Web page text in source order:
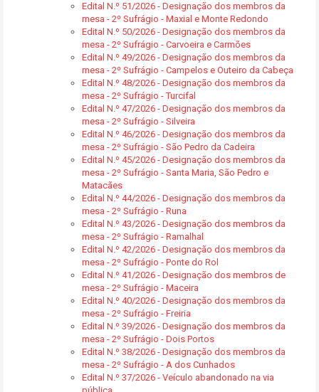
Edital N.º 51/2026 - Designação dos membros da
mesa - 2º Sufrágio - Maxial e Monte Redondo
Edital N.º 50/2026 - Designação dos membros da
mesa - 2º Sufrágio - Carvoeira e Carmões
Edital N.º 49/2026 - Designação dos membros da
mesa - 2º Sufrágio - Campelos e Outeiro da Cabeça
Edital N.º 48/2026 - Designação dos membros da
mesa - 2º Sufrágio - Turcifal
Edital N.º 47/2026 - Designação dos membros da
mesa - 2º Sufrágio - Silveira
Edital N.º 46/2026 - Designação dos membros da
mesa - 2º Sufrágio - São Pedro da Cadeira
Edital N.º 45/2026 - Designação dos membros da
mesa - 2º Sufrágio - Santa Maria, São Pedro e
Matacães
Edital N.º 44/2026 - Designação dos membros da
mesa - 2º Sufrágio - Runa
Edital N.º 43/2026 - Designação dos membros da
mesa - 2º Sufrágio - Ramalhal
Edital N.º 42/2026 - Designação dos membros da
mesa - 2º Sufrágio - Ponte do Rol
Edital N.º 41/2026 - Designação dos membros de
mesa - 2º Sufrágio - Maceira
Edital N.º 40/2026 - Designação dos membros da
mesa - 2º Sufrágio - Freiria
Edital N.º 39/2026 - Designação dos membros da
mesa - 2º Sufrágio - Dois Portos
Edital N.º 38/2026 - Designação dos membros da
mesa - 2º Sufrágio - A dos Cunhados
Edital N.º 37/2026 - Veículo abandonado na via